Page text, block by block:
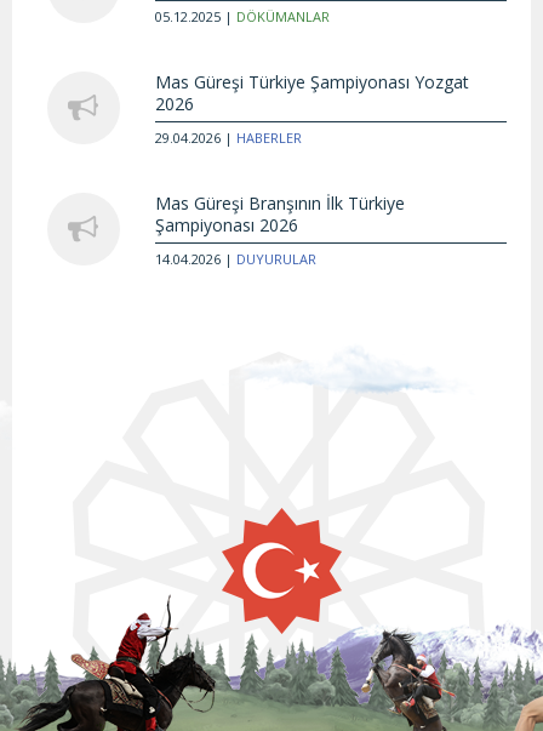
05.12.2025 | DÖKÜMANLAR
Mas Güreşi Türkiye Şampiyonası Yozgat
2026
29.04.2026 | HABERLER
Mas Güreşi Branşının İlk Türkiye
Şampiyonası 2026
14.04.2026 | DUYURULAR